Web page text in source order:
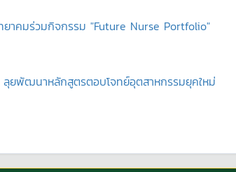
าคมร่วมกิจกรรม "Future Nurse Portfolio"
ยพัฒนาหลักสูตรตอบโจทย์อุตสาหกรรมยุคใหม่